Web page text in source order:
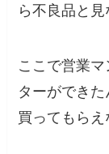
ら不良品と見
ここで営業
ターができ
買ってもらえ